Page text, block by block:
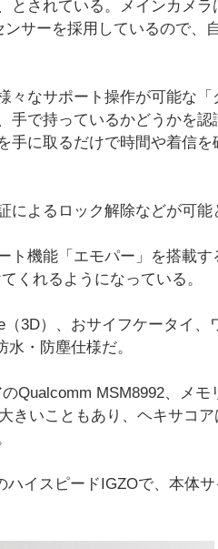
されている。メインカメラ
サーを採用しているので、
々なサポート操作が可能な
手で持っているかどうかを
手に取るだけで時間や着信
よるロック解除などが可能
ト機能「エモパー」を搭載
くれるようになっている。
3D）、おサイフケータイ、
・防塵仕様だ。
Qualcomm MSM8992、メモ
きいこともあり、ヘキサコ
イスピードIGZOで、本体